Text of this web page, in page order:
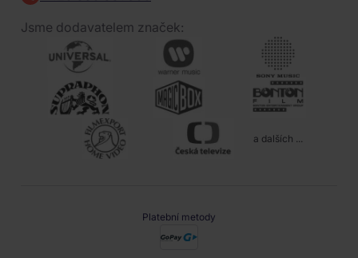
Jsme dodavatelem značek:
a dalších ...
Platební metody